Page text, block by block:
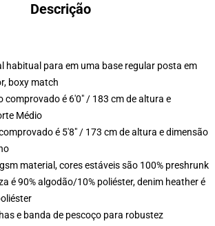
Descrição
habitual para em uma base regular posta em
boxy match
comprovado é 6'0" / 183 cm de altura e
Médio
é 5'8" / 173 cm de altura e dimensão
material, cores estáveis são 100% preshrunk
é 90% algodão/10% poliéster, denim heather é
e banda de pescoço para robustez